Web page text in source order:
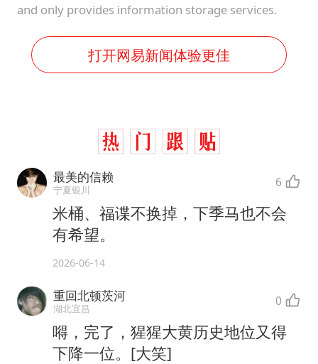
and only provides information storage services.
打开网易新闻体验更佳
最美的信赖
宁夏银川 6
米桶、福谍不换掉，下季马也不会
有希望。
2026-06-14
重回北顿茨河
湖北宜昌 0
嘚，完了，猩猩大黄历史地位又得
下降一位。[大笑]